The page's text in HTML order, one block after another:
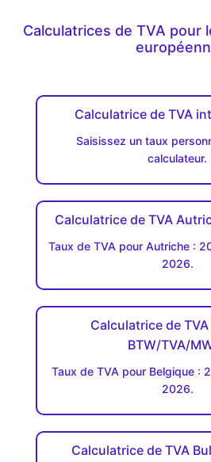
Calculatrices de TVA pour
Calculatrice de TVA
Saisissez un taux
calculateur.
Calculatrice de TVA
Taux de TVA pour Autriche :
2026.
Calculatrice de
BTW/TVA/
Taux de TVA pour Belgique :
2026.
Calculatrice de TVA